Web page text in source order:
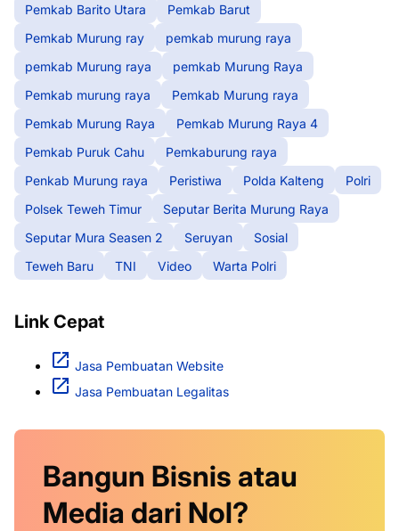
Pemkab Barito Utara
Pemkab Barut
Pemkab Murung ray
pemkab murung raya
pemkab Murung raya
pemkab Murung Raya
Pemkab murung raya
Pemkab Murung raya
Pemkab Murung Raya
Pemkab Murung Raya 4
Pemkab Puruk Cahu
Pemkaburung raya
Penkab Murung raya
Peristiwa Polda Kalteng
Polri
Polsek Teweh Timur
Seputar Berita Murung Raya
Seputar Mura Seasen 2
Seruyan
Sosial
Teweh Baru
TNI Video Warta Polri
Link Cepat
Jasa Pembuatan Website
Jasa Pembuatan Legalitas
Bangun Bisnis atau
Media dari Nol?